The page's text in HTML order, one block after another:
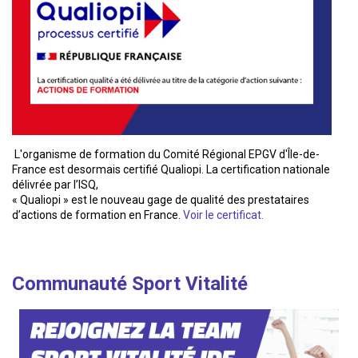
L'organisme de formation du Comité Régional EPGV d'Île-de-
France est desormais certifié Qualiopi. La certification nationale
délivrée par l’ISQ,
« Qualiopi » est le nouveau gage de qualité des prestataires
d’actions de formation en France. Voir le certificat.
Communauté Sport Vitalité